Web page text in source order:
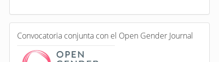
a
e
n
C
o
Convocatoria conjunta con el Open Gender Journal